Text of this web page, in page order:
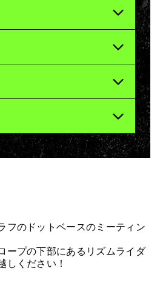
フのドットベースのミーティン
ープの下部にあるリズムライダ
しください！